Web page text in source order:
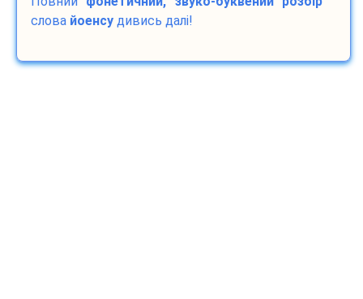
слова йоенсу дивись далі!